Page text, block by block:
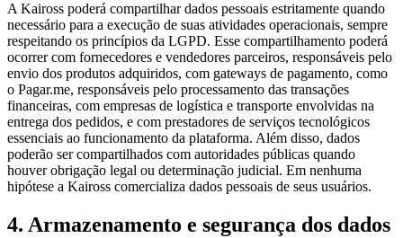
A Kaiross poderá compartilhar dados pessoais estritamente quando
necessário para a execução de suas atividades operacionais, sempre
respeitando os princípios da LGPD. Esse compartilhamento poderá
ocorrer com fornecedores e vendedores parceiros, responsáveis pelo
envio dos produtos adquiridos, com gateways de pagamento, como
o Pagar.me, responsáveis pelo processamento das transações
financeiras, com empresas de logística e transporte envolvidas na
entrega dos pedidos, e com prestadores de serviços tecnológicos
essenciais ao funcionamento da plataforma. Além disso, dados
poderão ser compartilhados com autoridades públicas quando
houver obrigação legal ou determinação judicial. Em nenhuma
hipótese a Kaiross comercializa dados pessoais de seus usuários.
4. Armazenamento e segurança dos dados